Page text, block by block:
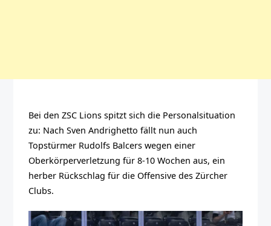
Bei den ZSC Lions spitzt sich die Personalsituation
zu: Nach Sven Andrighetto fällt nun auch
Topstürmer Rudolfs Balcers wegen einer
Oberkörperverletzung für 8-10 Wochen aus, ein
herber Rückschlag für die Offensive des Zürcher
Clubs.